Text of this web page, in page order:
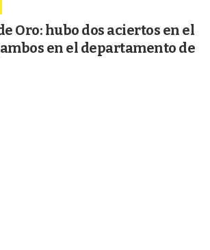
Oro: hubo dos aciertos en el
en el departamento de